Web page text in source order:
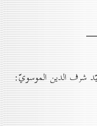
شرف الدين الموسويّ: